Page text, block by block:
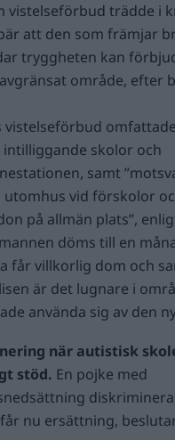
vistelseförbud trädde i
att den som främjar
tryggheten kan
område, efter
vistelseförbud
skolor och
samt
utomhus vid förskolor
på allmän plats”,
döms till en
får villkorlig dom och
är det lugnare i
använda sig av den
när autistisk
stöd. En pojke med
nu ersättning,